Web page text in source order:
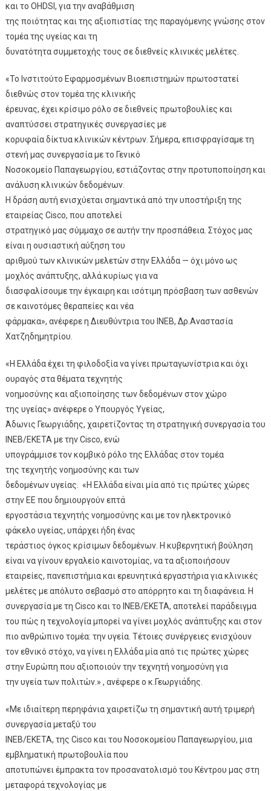
και το OHDSI, για την αναβάθμιση
της ποιότητας και της αξιοπιστίας της παραγόμενης γνώσης στον
τομέα της υγείας και τη
δυνατότητα συμμετοχής τους σε διεθνείς κλινικές μελέτες.
«Το Ινστιτούτο Εφαρμοσμένων Βιοεπιστημών πρωτοστατεί
διεθνώς στον τομέα της κλινικής
έρευνας, έχει κρίσιμο ρόλο σε διεθνείς πρωτοβουλίες και
αναπτύσσει στρατηγικές συνεργασίες με
κορυφαία δίκτυα κλινικών κέντρων. Σήμερα, επισφραγίσαμε τη
στενή μας συνεργασία με το Γενικό
Νοσοκομείο Παπαγεωργίου, εστιάζοντας στην προτυποποίηση και
ανάλυση κλινικών δεδομένων.
Η δράση αυτή ενισχύεται σημαντικά από την υποστήριξη της
εταιρείας Cisco, που αποτελεί
στρατηγικό μας σύμμαχο σε αυτήν την προσπάθεια. Στόχος μας
είναι η ουσιαστική αύξηση του
αριθμού των κλινικών μελετών στην Ελλάδα — όχι μόνο ως
μοχλός ανάπτυξης, αλλά κυρίως για να
διασφαλίσουμε την έγκαιρη και ισότιμη πρόσβαση των ασθενών
σε καινοτόμες θεραπείες και νέα
φάρμακα», ανέφερε η Διευθύντρια του ΙΝΕΒ, Δρ.Αναστασία
Χατζηδημητρίου.
«Η Ελλάδα έχει τη φιλοδοξία να γίνει πρωταγωνίστρια και όχι
ουραγός στα θέματα τεχνητής
νοημοσύνης και αξιοποίησης των δεδομένων στον χώρο
της υγείας» ανέφερε ο Υπουργός Υγείας,
Άδωνις Γεωργιάδης, χαιρετίζοντας τη στρατηγική συνεργασία του
ΙΝΕΒ/ΕΚΕΤΑ με την Cisco, ενώ
υπογράμμισε τον κομβικό ρόλο της Ελλάδας στον τομέα
της τεχνητής νοημοσύνης και των
δεδομένων υγείας. «Η Ελλάδα είναι μία από τις πρώτες χώρες
στην ΕΕ που δημιουργούν επτά
εργοστάσια τεχνητής νοημοσύνης και με τον ηλεκτρονικό
φάκελο υγείας, υπάρχει ήδη ένας
τεράστιος όγκος κρίσιμων δεδομένων. Η κυβερνητική βούληση
είναι να γίνουν εργαλείο καινοτομίας, να τα αξιοποιήσουν
εταιρείες, πανεπιστήμια και ερευνητικά εργαστήρια για κλινικές
μελέτες με απόλυτο σεβασμό στο απόρρητο και τη διαφάνεια. Η
συνεργασία με τη Cisco και το ΙΝΕΒ/ΕΚΕΤΑ, αποτελεί παράδειγμα
του πώς η τεχνολογία μπορεί να γίνει μοχλός ανάπτυξης και στον
πιο ανθρώπινο τομέα: την υγεία. Τέτοιες συνέργειες ενισχύουν
τον εθνικό στόχο, να γίνει η Ελλάδα μία από τις πρώτες χώρες
στην Ευρώπη που αξιοποιούν την τεχνητή νοημοσύνη για
την υγεία των πολιτών.» , ανέφερε ο κ.Γεωργιάδης.
«Με ιδιαίτερη περηφάνια χαιρετίζω τη σημαντική αυτή τριμερή
συνεργασία μεταξύ του
ΙΝΕΒ/ΕΚΕΤΑ, της Cisco και του Νοσοκομείου Παπαγεωργίου, μια
εμβληματική πρωτοβουλία που
αποτυπώνει έμπρακτα τον προσανατολισμό του Κέντρου μας στη
μεταφορά τεχνολογίας με